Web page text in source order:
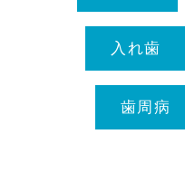
入れ歯
歯周病